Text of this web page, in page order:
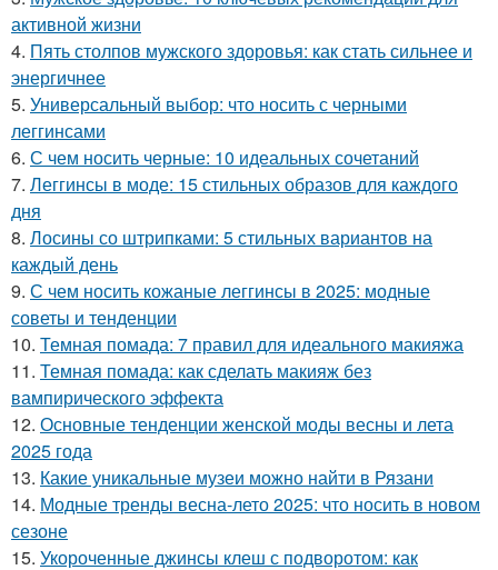
активной жизни
4. Пять столпов мужского здоровья: как стать сильнее и
энергичнее
5. Универсальный выбор: что носить с черными
леггинсами
6. С чем носить черные: 10 идеальных сочетаний
7. Леггинсы в моде: 15 стильных образов для каждого
дня
8. Лосины со штрипками: 5 стильных вариантов на
каждый день
9. С чем носить кожаные леггинсы в 2025: модные
советы и тенденции
10. Темная помада: 7 правил для идеального макияжа
11. Темная помада: как сделать макияж без
вампирического эффекта
12. Основные тенденции женской моды весны и лета
2025 года
13. Какие уникальные музеи можно найти в Рязани
14. Модные тренды весна-лето 2025: что носить в новом
сезоне
15. Укороченные джинсы клеш с подворотом: как